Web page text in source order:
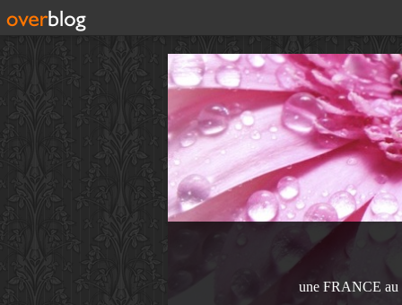
une FRANCE